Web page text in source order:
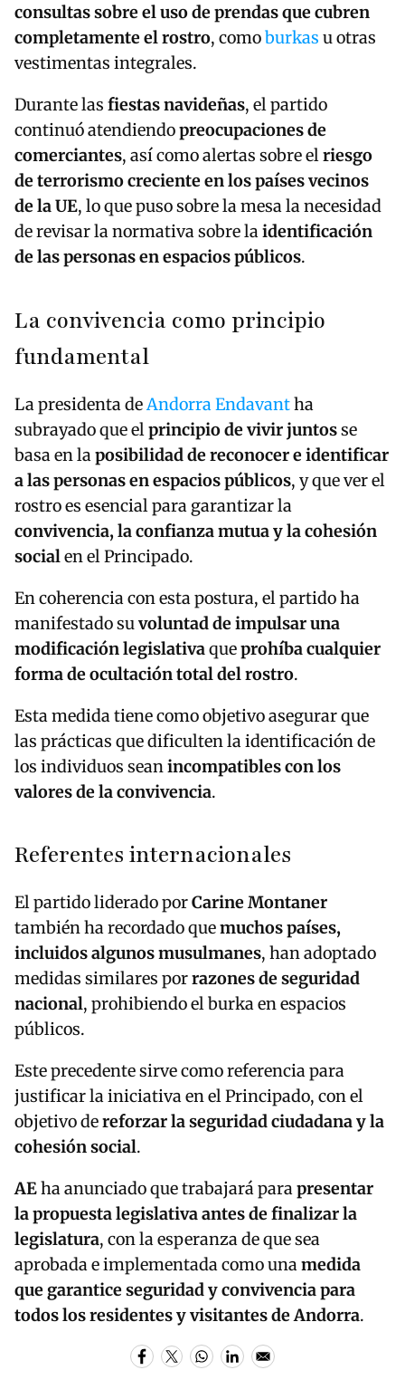
consultas sobre el uso de prendas que cubren
completamente el rostro, comoburkas u otras
vestimentas integrales.
Durante las fiestas navideñas, el partido
continuó atendiendopreocupaciones de
comerciantes, así como alertas sobre elriesgo
de terrorismo creciente en los países vecinos
de la UE, lo que puso sobre la mesa la necesidad
de revisar la normativa sobre laidentificación
de las personas en espacios públicos.
La convivencia como principio
fundamental
La presidenta de Andorra Endavantha
subrayado que el principio de vivir juntosse
basa en la posibilidad de reconocer e identificar
a las personas en espacios públicos, y que ver el
rostro es esencial para garantizar la
convivencia, la confianza mutua y la cohesión
social en el Principado.
En coherencia con esta postura, el partido ha
manifestado su voluntad de impulsar una
modificación legislativa queprohíba cualquier
forma de ocultación total del rostro.
Esta medida tiene como objetivo asegurar que
las prácticas que dificulten la identificación de
los individuos sean incompatibles con los
valores de la convivencia.
Referentes internacionales
El partido liderado porCarine Montaner
también ha recordado quemuchos países,
incluidos algunos musulmanes, han adoptado
medidas similares porrazones de seguridad
nacional, prohibiendo el burka en espacios
públicos.
Este precedente sirve como referencia para
justificar la iniciativa en el Principado, con el
objetivo dereforzar la seguridad ciudadana y la
cohesión social.
AEha anunciado que trabajará parapresentar
la propuesta legislativa antes de finalizar la
legislatura, con la esperanza de que sea
aprobada e implementada como unamedida
que garantice seguridad y convivencia para
todos los residentes y visitantes de Andorra.